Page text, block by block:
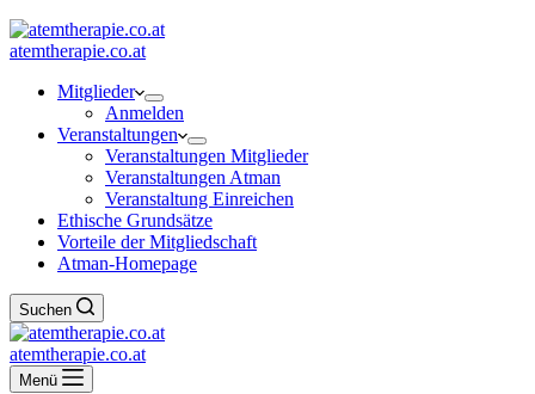
atemtherapie.co.at
Mitglieder
Anmelden
Veranstaltungen
Veranstaltungen Mitglieder
Veranstaltungen Atman
Veranstaltung Einreichen
Ethische Grundsätze
Vorteile der Mitgliedschaft
Atman-Homepage
Suchen
atemtherapie.co.at
Menü